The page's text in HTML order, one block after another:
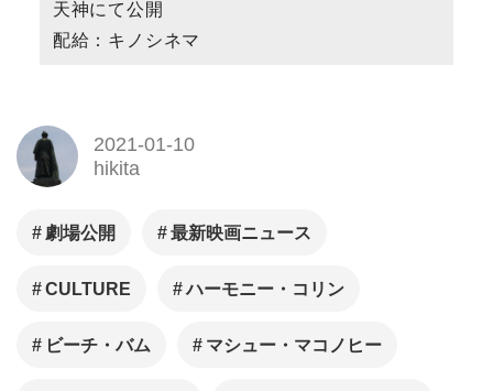
天神にて公開
配給：キノシネマ
2021-01-10
hikita
劇場公開 最新映画ニュース
CULTURE ハーモニー・コリン
ビーチ・バム マシュー・マコノヒー